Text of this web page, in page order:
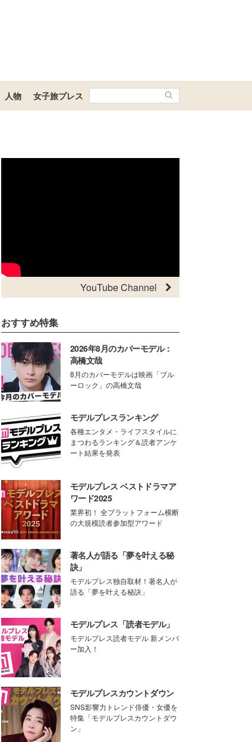
人物 女子旅プレス
YouTube Channel
おすすめ特集
2026年8月のカバーモデル：
高橋文哉
8月のカバーモデルは映画「ブル
ーロック」の高橋文哉
モデルプレスランキング
各種エンタメ・ライフスタイルに
まつわるランキング＆読者アンケ
ート結果を発表
モデルプレス ベストドラマア
ワード2025
業界初！ 全プラットフォーム横断
の大規模読者参加型アワード
著名人が語る「夢を叶える秘
訣」
モデルプレス独自取材！著名人が
語る「夢を叶える秘訣」
モデルプレス「読者モデル」
モデルプレス読者モデル 新メンバ
ー加入！
モデルプレスカウントダウン
SNS影響力トレンド俳優・女優を
特集「モデルプレスカウントダウ
ン」